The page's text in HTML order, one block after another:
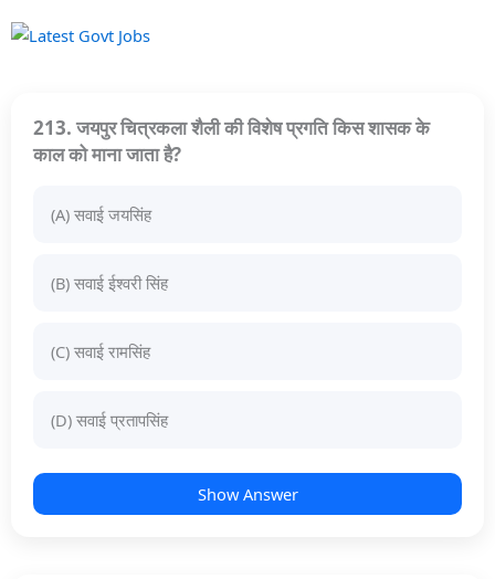
213. जयपुर चित्रकला शैली की विशेष प्रगति किस शासक के
काल को माना जाता है?
(A) सवाई जयसिंह
(B) सवाई ईश्वरी सिंह
(C) सवाई रामसिंह
(D) सवाई प्रतापसिंह
Show Answer